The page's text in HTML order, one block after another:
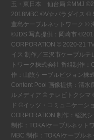
玉・東日本 仙台局 ©MMJ
2018MBC ©V☆パラダイス ©
豊島ケーブルネットワーク ©
©JDS 写真提供：岡崎市
CORPORATION © 2020-21
イス 制作／三沢市ケーブル
トワーク株式会社 番組制作
作：山陰ケーブルビジョン株
Content Pool 画像提供：清
ルメディア © テレビトクシ
ド ©イッツ・コミュニケー
CORPORATION 制作：稲沢
制作：TOKAIケーブルネッ
MBC 制作：TOKAIケーブル